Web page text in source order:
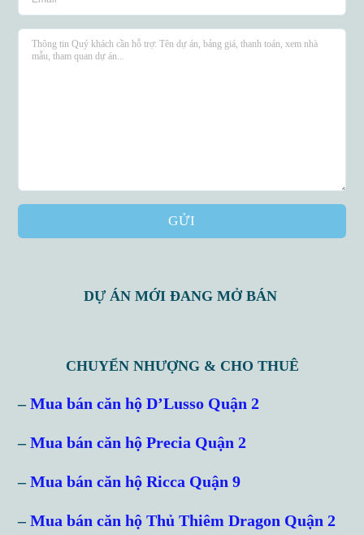
GỬI
DỰ ÁN MỚI ĐANG MỞ BÁN
CHUYỂN NHƯỢNG & CHO THUÊ
–Mua bán căn hộ D’Lusso Quận 2
–Mua bán căn hộ Precia Quận 2
–Mua bán căn hộ Ricca Quận 9
–Mua bán căn hộ Thủ Thiêm Dragon Quận 2
Log in
Don't have an account?Sign Up
Password